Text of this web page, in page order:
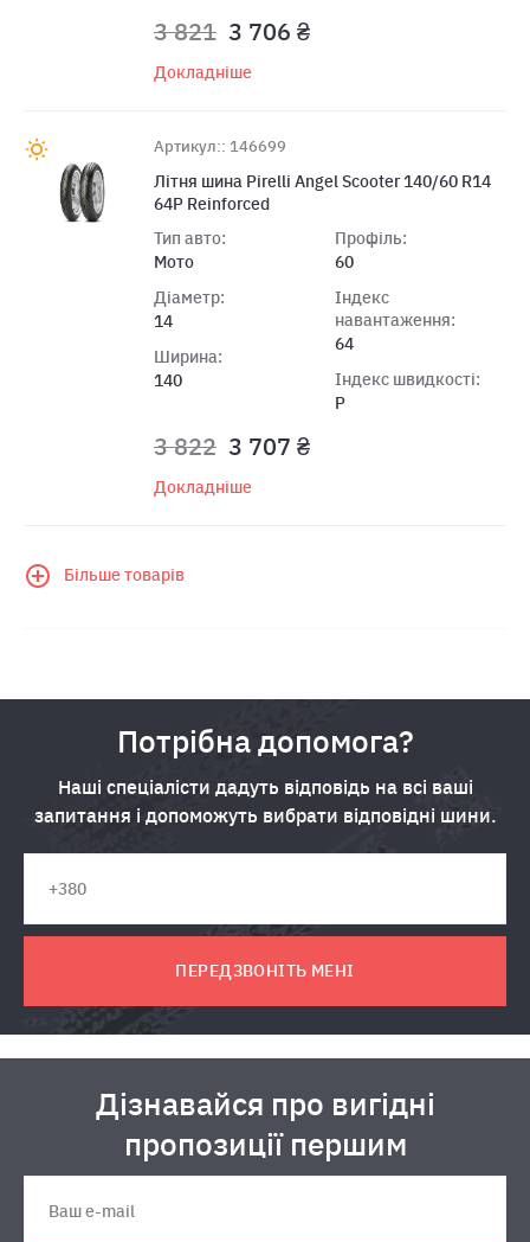
3 821 3 706 ₴
Докладніше
Артикул:: 146699
Лiтня шина Pirelli Angel Scooter 140/60 R14
64P Reinforced
Тип авто:
Мото
Діаметр:
14
Ширина:
140
Профіль:
60
Індекс
навантаження:
64
Індекс швидкості:
P
3 822 3 707 ₴
Докладніше
Більше товарів
Потрібна допомога?
Наші спеціалісти дадуть відповідь на всі ваші
запитання і допоможуть вибрати відповідні шини.
ПЕРЕДЗВОНІТЬ МЕНІ
Дізнавайся про вигідні
пропозиції першим